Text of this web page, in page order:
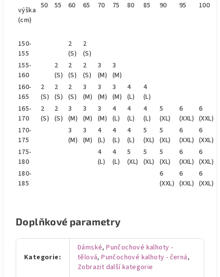
výška
(cm)
50 55 60 65 70 75 80 85 90 95 100
150-
155
2
(S)
2
(S)
155-
160
2
(S)
2
(S)
2
(S)
3
(M)
3
(M)
160-
165
2
(S)
2
(S)
2
(S)
3
(M)
3
(M)
3
(M)
4
(L)
4
(L)
165-
170
2
(S)
2
(S)
3
(M)
3
(M)
3
(M)
4
(L)
4
(L)
4
(L)
5
(XL)
6
(XXL)
6
(XXL)
170-
175
3
(M)
3
(M)
4
(L)
4
(L)
4
(L)
5
(XL)
5
(XL)
6
(XXL)
6
(XXL)
175-
180
4
(L)
4
(L)
5
(XL)
5
(XL)
5
(XL)
6
(XXL)
6
(XXL)
180-
185
6
(XXL)
6
(XXL)
6
(XXL)
Doplňkové parametry
Kategorie:
Dámské,Punčochové kalhoty -
tělová,Punčochové kalhoty - černá,
Zobrazit další kategorie